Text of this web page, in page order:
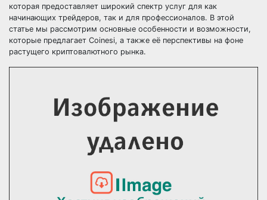
которая предоставляет широкий спектр услуг для как
начинающих трейдеров, так и для профессионалов. В этой
статье мы рассмотрим основные особенности и возможности,
которые предлагает Coinesi, а также её перспективы на фоне
растущего криптовалютного рынка.